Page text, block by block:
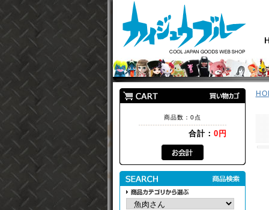
商品数：0点
合計： 0円